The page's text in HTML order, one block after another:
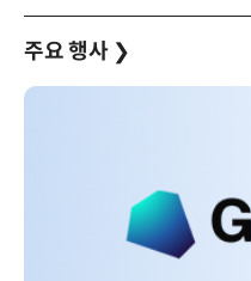
주요 행사 ❯